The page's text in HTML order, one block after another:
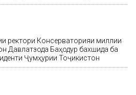
ректори Консерваторияи миллии
Давлатзода Баҳодур бахшида ба
Ҷумҳурии Тоҷикистон